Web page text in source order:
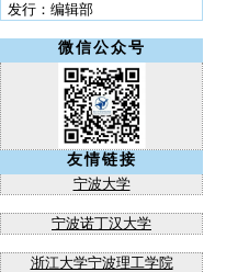
发行：编辑部
微信公众号
友情链接
宁波大学
宁波诺丁汉大学
浙江大学宁波理工学院